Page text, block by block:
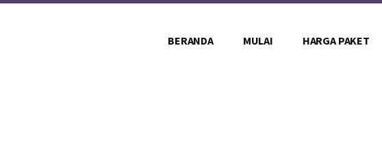
BERANDA MULAI HARGA PAKET